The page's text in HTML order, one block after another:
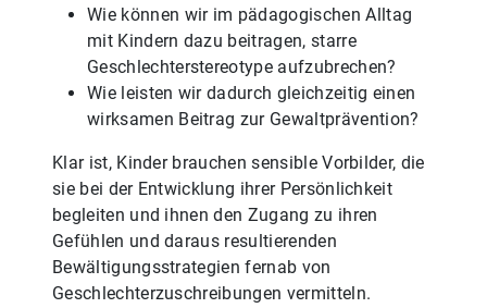
Wie können wir im pädagogischen Alltag
mit Kindern dazu beitragen, starre
Geschlechterstereotype aufzubrechen?
Wie leisten wir dadurch gleichzeitig einen
wirksamen Beitrag zur Gewaltprävention?
Klar ist, Kinder brauchen sensible Vorbilder, die
sie bei der Entwicklung ihrer Persönlichkeit
begleiten und ihnen den Zugang zu ihren
Gefühlen und daraus resultierenden
Bewältigungsstrategien fernab von
Geschlechterzuschreibungen vermitteln.